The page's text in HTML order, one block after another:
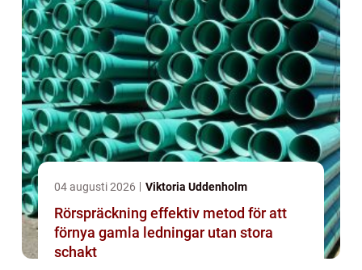
04 augusti 2026 Viktoria Uddenholm
Rörspräckning effektiv metod för att
förnya gamla ledningar utan stora
schakt